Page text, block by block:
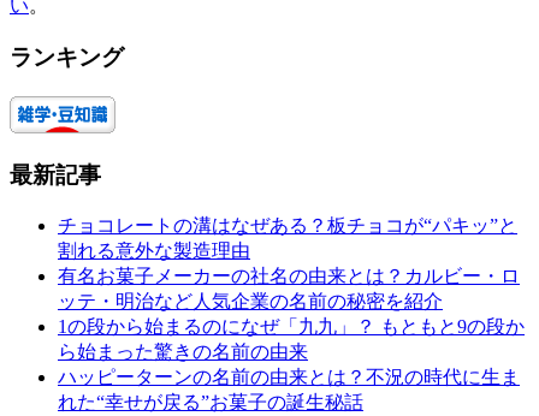
い。
ランキング
最新記事
チョコレートの溝はなぜある？板チョコが“パキッ”と
割れる意外な製造理由
有名お菓子メーカーの社名の由来とは？カルビー・ロ
ッテ・明治など人気企業の名前の秘密を紹介
1の段から始まるのになぜ「九九」？ もともと9の段か
ら始まった驚きの名前の由来
ハッピーターンの名前の由来とは？不況の時代に生ま
れた“幸せが戻る”お菓子の誕生秘話